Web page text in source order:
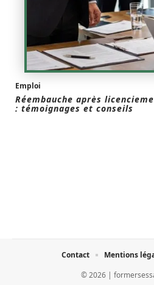
Emploi
Réembauche après
: témoignages et conseils
© 2026 |
Contact Mentions